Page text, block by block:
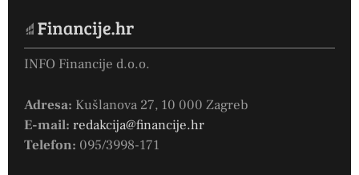
INFO Financije d.o.o.
Adresa: Kušlanova 27, 10 000 Zagreb
E-mail: redakcija@financije.hr
Telefon: 095/3998-171